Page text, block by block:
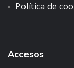
Política de
Accesos